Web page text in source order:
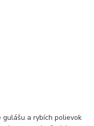
a rybích polievok